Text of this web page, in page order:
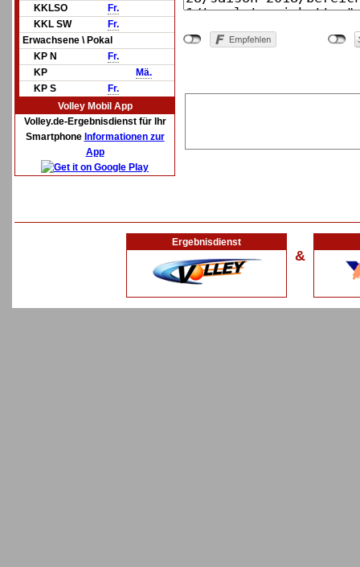
KKLSO
Fr.
KKL SW
Fr.
Erwachsene \ Pokal
KP N
Fr.
KP
Mä.
KP S
Fr.
Volley Mobil App
Volley.de-Ergebnisdienst für Ihr
Smartphone Informationen zur
App
Ergebnisdienst
&